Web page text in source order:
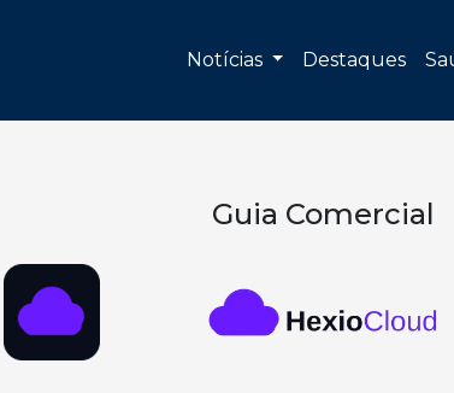
Notícias Destaques
Guia Comercial